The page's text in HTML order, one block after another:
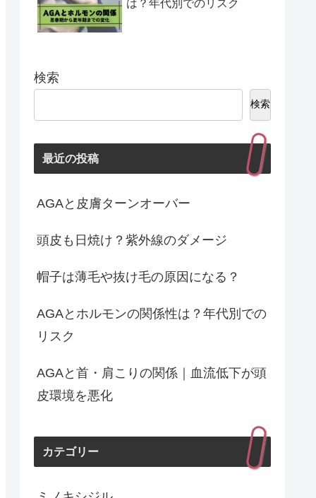
は？年代別でのリスク
検索
検索
最近の投稿
AGAと皮膚ターンオーバー
頭皮も日焼け？紫外線のダメージ
帽子は薄毛や抜け毛の原因になる？
AGAとホルモンの関係性は？年代別での
リスク
AGAと首・肩こりの関係｜血流低下が頭
皮環境を悪化
カテゴリー